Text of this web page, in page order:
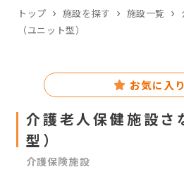
トップ 施設を探す 施設一覧
（ユニット型）
お気に入
介護老人保健施設さ
型）
介護保険施設